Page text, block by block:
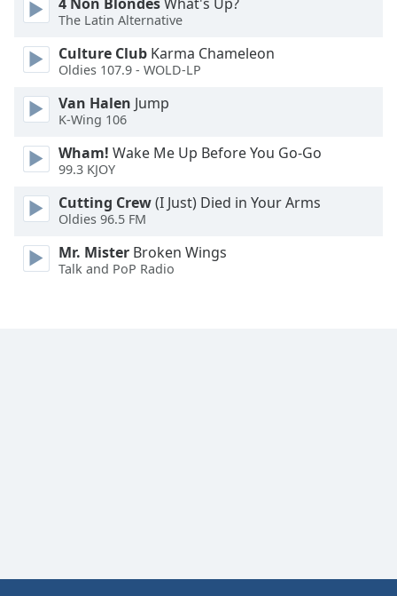
Done
Close
Dialog
dialog
window.
4 Non BlondesWhat's Up?
The Latin Alternative
Culture Club Karma Chameleon
Oldies 107.9 - WOLD-LP
Van Halen Jump
K-Wing 106
Wham! Wake Me Up Before You Go-Go
99.3 KJOY
Cutting Crew(I Just) Died in Your Arms
Oldies 96.5 FM
Mr. Mister Broken Wings
Talk and PoP Radio